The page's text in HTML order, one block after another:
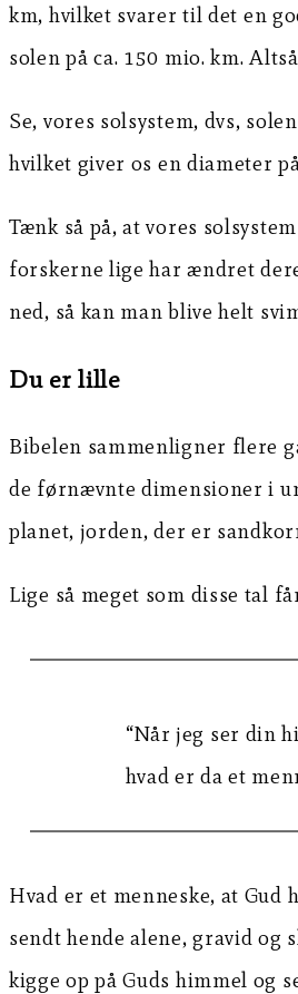
km, hvilket svarer til det en
solen på ca. 150 mio. km.
Se, vores solsystem, dvs,
hvilket giver os en diameter
Tænk så på, at vores
forskerne lige har ændret
ned, så kan man blive helt
Du er lille
Bibelen sammenligner flere
de førnævnte dimensioner i
planet, jorden, der er
Lige så meget som disse tal
“Når jeg ser din
hvad er da et
Hvad er et menneske, at Gud
sendt hende alene, gravid og
kigge op på Guds himmel og